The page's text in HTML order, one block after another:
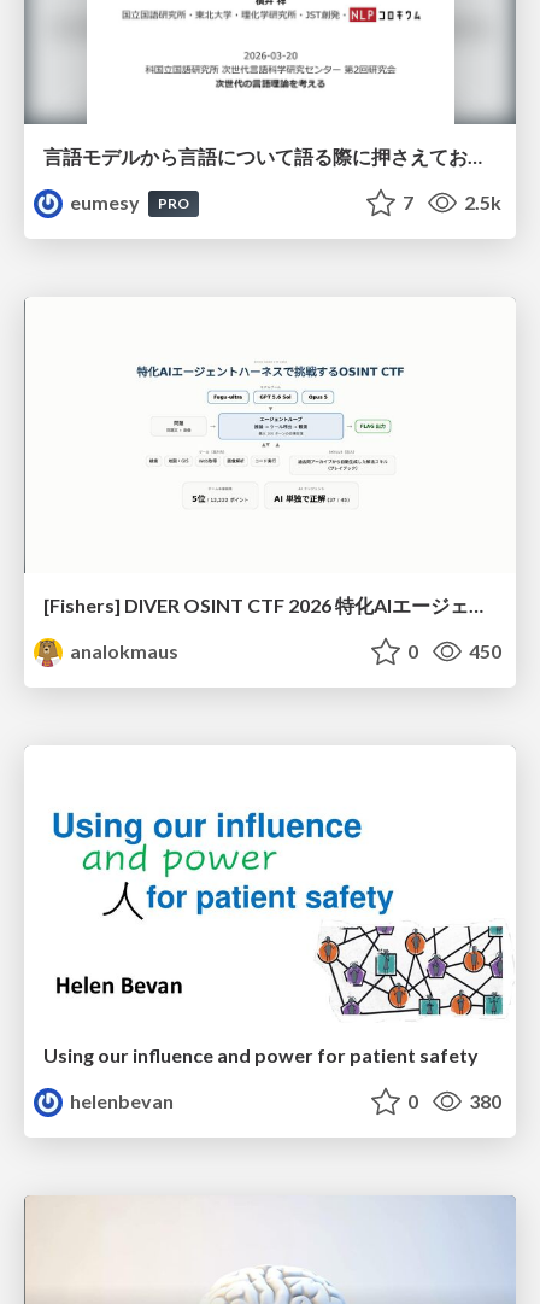
言語モデルから言語について語る際に押さえておきたいこと
eumesy
PRO 7 2.5k
[Fishers] DIVER OSINT CTF 2026 特化AIエージェントハーネスで挑戦するOSINT CTF
analokmaus
0 450
Using our influence and power for patient safety
helenbevan
0 380